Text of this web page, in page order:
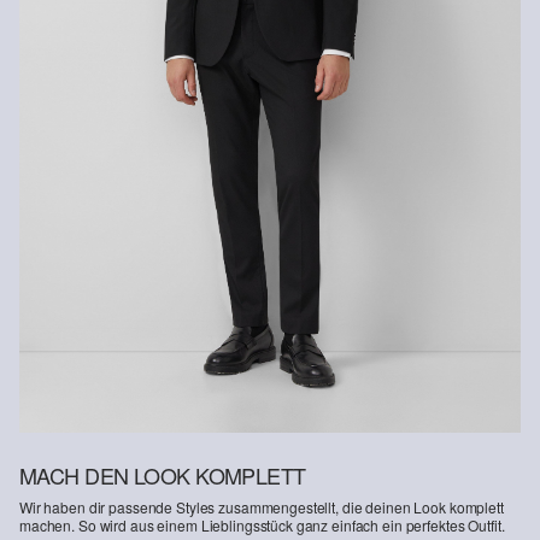
MACH DEN LOOK KOMPLETT
Wir haben dir passende Styles zusammengestellt, die deinen Look komplett
machen. So wird aus einem Lieblingsstück ganz einfach ein perfektes Outfit.